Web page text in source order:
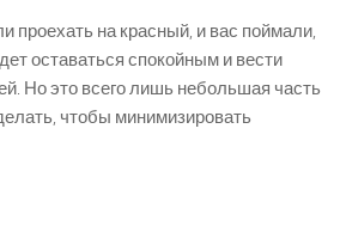
проехать на красный, и вас поймали,
оставаться спокойным и вести
Но это всего лишь небольшая часть
чтобы минимизировать